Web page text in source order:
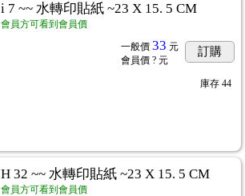
i 7 ~~ 水轉印貼紙 ~23 X 15. 5 CM
會員方可看到會員價
一般價 33 元
會員價 ? 元
訂購
庫存 44
H 32 ~~ 水轉印貼紙 ~23 X 15. 5 CM
會員方可看到會員價